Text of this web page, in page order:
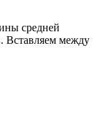
средней
Вставляем между